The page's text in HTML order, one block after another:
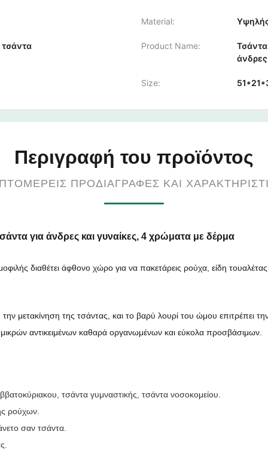
Material:
τσάντα Product Name:
Τσάντα
Size:
Περιγραφή του προϊόντος
ΠΡΟΔΙΑΓΡΑΦΈΣ ΚΑΙ
για άνδρες και γυναίκες, 4 χρώματα με δέρμα
διαθέτει άφθονο χώρο για να πακετάρεις ρούχα, είδη
μετακίνηση της τσάντας, και το βαρύ λουρί του ώμου επιτρέπει
μικρών αντικειμένων καθαρά οργανωμένων και εύκολα προσβάσιμων.
τσάντα γυμναστικής, τσάντα νοσοκομείου.
ρούχων.
σαν τσάντα.